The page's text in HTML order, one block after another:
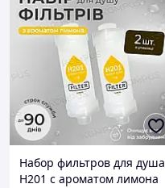
Набор фильтров для душа
H201 с ароматом лимона